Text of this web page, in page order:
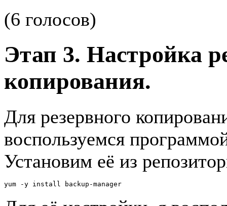
(6 голосов)
Этап 3. Настройка
копирования.
Для резервного
воспользуемся
Установим её из
yum -y install backup-manager